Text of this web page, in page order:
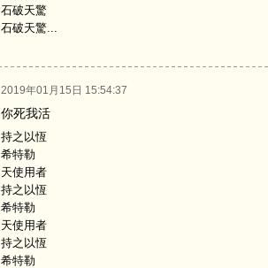
石破天驚
石破天驚...
2019年01月15日 15:54:37
你死我活
持之以恆
希特勒
天使用者
持之以恆
希特勒
天使用者
持之以恆
希特勒